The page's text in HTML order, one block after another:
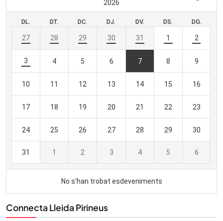
Connecta Lleida Pirineus